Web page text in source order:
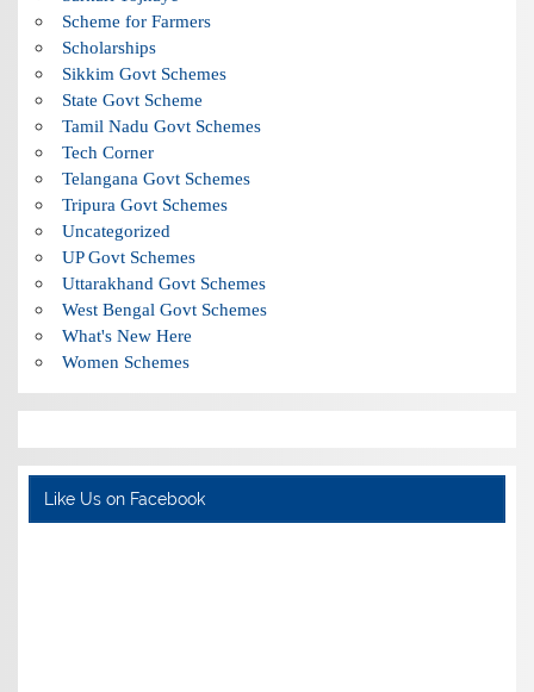
Scheme for Farmers
Scholarships
Sikkim Govt Schemes
State Govt Scheme
Tamil Nadu Govt Schemes
Tech Corner
Telangana Govt Schemes
Tripura Govt Schemes
Uncategorized
UP Govt Schemes
Uttarakhand Govt Schemes
West Bengal Govt Schemes
What's New Here
Women Schemes
Like Us on Facebook